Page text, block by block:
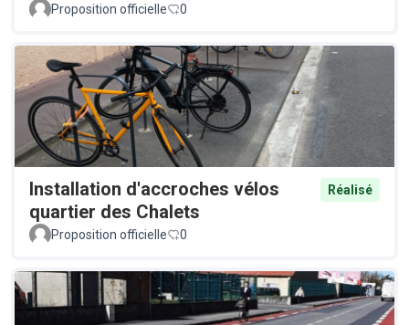
Proposition officielle 0
Installation d'accroches vélos
quartier des Chalets
Réalisé
Proposition officielle 0